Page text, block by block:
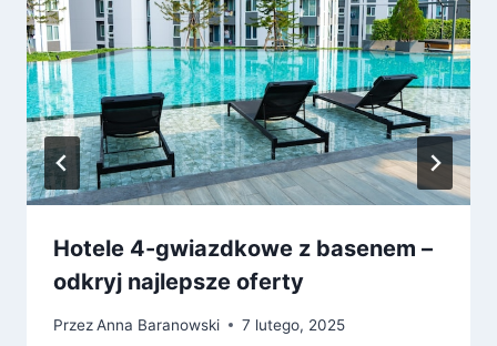
Hotele 4-gwiazdkowe z basenem –
odkryj najlepsze oferty
PrzezAnna Baranowski 7 lutego, 2025